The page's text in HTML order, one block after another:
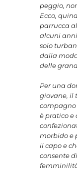
peggio,
Ecco,
parrucca
alcuni
solo
dalla
delle
Per una
giovane, il
compagno
è pratico e
morbido e
il capo e
consente